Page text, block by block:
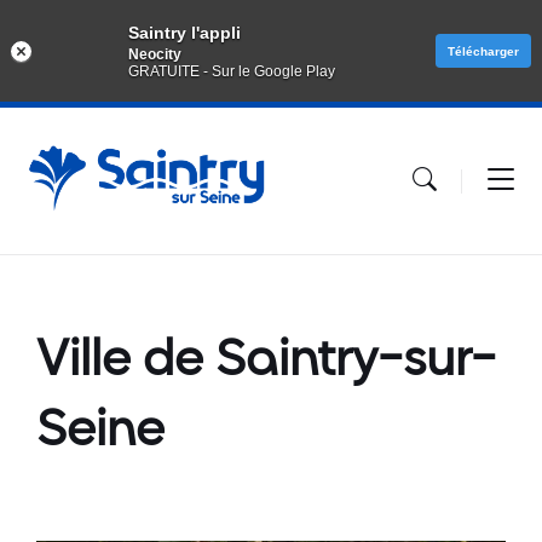
Aller
contenu
Passer
navigation
principale
Atteindre
Ville de Saintry-sur-
Seine
Saintry l'appli
Neocity
GRATUITE - Sur le Google Play
Télécharger